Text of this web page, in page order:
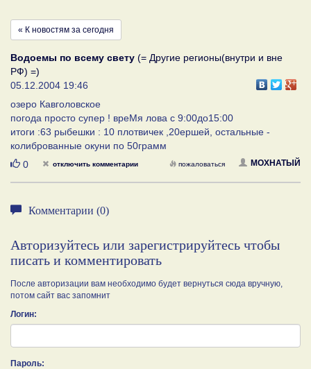
« К новостям за сегодня
Водоемы по всему свету (= Другие регионы(внутри и вне
РФ) =)
05.12.2004 19:46
озеро Кавголовское
погода просто супер ! вреМя лова с 9:00до15:00
итоги :63 рыбешки : 10 плотвичек ,20ершей, остальные -
колиброванные окуни по 50грамм
Нравится
0 отключить комментарии МОХНАТЫЙ
пожаловаться
Комментарии (0)
Авторизуйтесь или зарегистрируйтесь чтобы
писать и комментировать
После авторизации вам необходимо будет вернуться сюда вручную,
потом сайт вас запомнит
Логин:
Пароль: